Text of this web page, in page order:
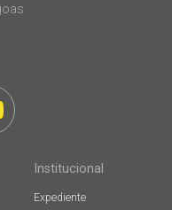
Institucional
Expediente